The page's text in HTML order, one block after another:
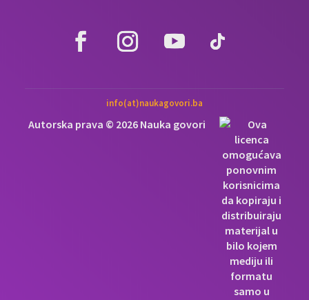
info(at)naukagovori.ba
Autorska prava © 2026 Nauka govori